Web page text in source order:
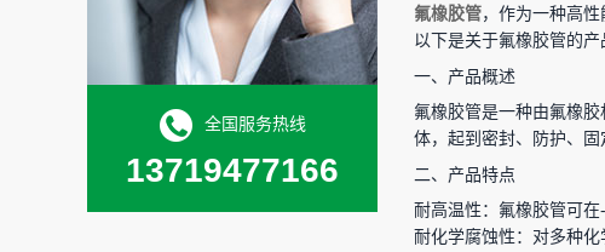
全国服务热线
13719477166
氟橡胶管，作为一种高
以下是关于氟橡胶管的产
一、产品概述
氟橡胶管是一种由氟橡
体，起到密封、防护、固
二、产品特点
耐高温性：氟橡胶管可
耐化学腐蚀性：对多种化